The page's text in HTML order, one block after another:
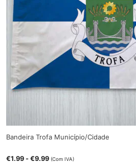
Bandeira Trofa Município/Cidade
€1.99 -€9.99 (Com IVA)